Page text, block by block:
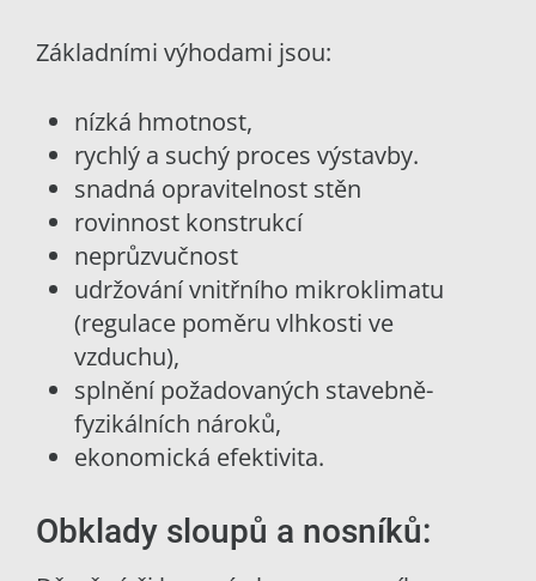
Základními výhodami jsou:
nízká hmotnost,
rychlý a suchý proces výstavby.
snadná opravitelnost stěn
rovinnost konstrukcí
neprůzvučnost
udržování vnitřního mikroklimatu
(regulace poměru vlhkosti ve
vzduchu),
splnění požadovaných stavebně-
fyzikálních nároků,
ekonomická efektivita.
Obklady sloupů a nosníků: